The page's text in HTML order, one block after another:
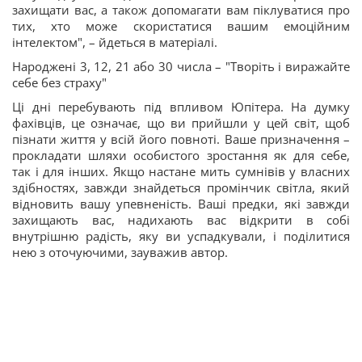
захищати вас, а також допомагати вам піклуватися про
тих, хто може скористатися вашим емоційним
інтелектом", – йдеться в матеріалі.
Народжені 3, 12, 21 або 30 числа – "Творіть і виражайте
себе без страху"
Ці дні перебувають під впливом Юпітера. На думку
фахівців, це означає, що ви прийшли у цей світ, щоб
пізнати життя у всій його повноті. Ваше призначення –
прокладати шляхи особистого зростання як для себе,
так і для інших. Якщо настане мить сумнівів у власних
здібностях, завжди знайдеться промінчик світла, який
відновить вашу упевненість. Ваші предки, які завжди
захищають вас, надихають вас відкрити в собі
внутрішню радість, яку ви успадкували, і поділитися
нею з оточуючими, зауважив автор.